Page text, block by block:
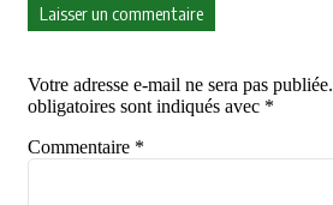
Laisser un commentaire
Votre adresse e-mail ne sera pas publiée.
obligatoires sont indiqués avec *
Commentaire *